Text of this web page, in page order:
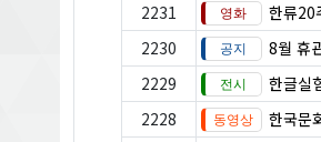
2231
한류20
2230
8월 휴
2229
한글실
2228
한국문